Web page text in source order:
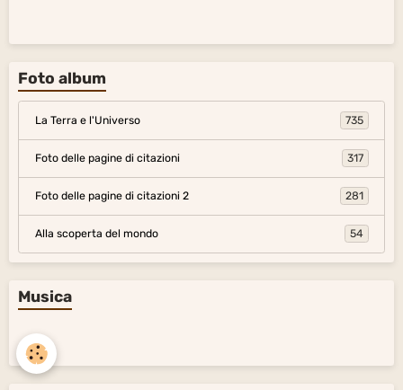
Foto album
La Terra e l'Universo 735
Foto delle pagine di citazioni 317
Foto delle pagine di citazioni 2 281
Alla scoperta del mondo 54
Musica